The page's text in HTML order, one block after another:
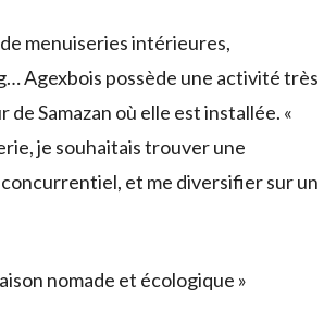
menuiseries intérieures,
Agexbois possède une activité très
Samazan où elle est installée. «
je souhaitais trouver une
et me diversifier sur un
nomade et écologique »